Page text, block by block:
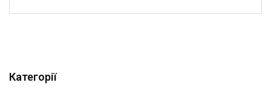
Категорії